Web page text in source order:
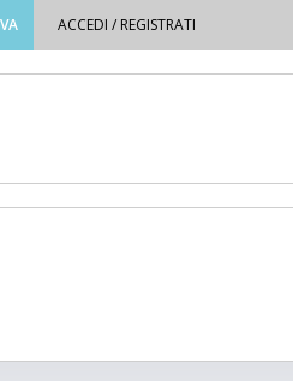
ACCEDI / REGISTRATI